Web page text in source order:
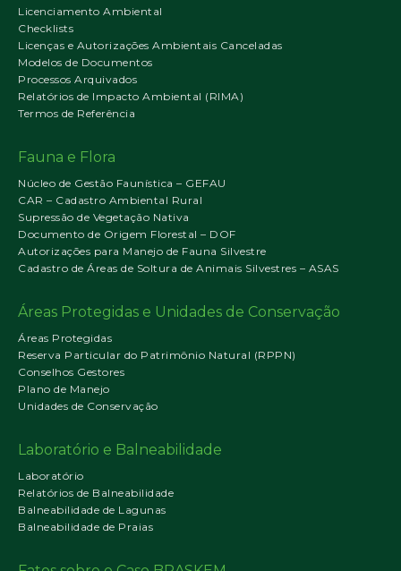
Licenciamento Ambiental
Checklists
Licenças e Autorizações Ambientais Canceladas
Modelos de Documentos
Processos Arquivados
Relatórios de Impacto Ambiental (RIMA)
Termos de Referência
Fauna e Flora
Núcleo de Gestão Faunística – GEFAU
CAR – Cadastro Ambiental Rural
Supressão de Vegetação Nativa
Documento de Origem Florestal – DOF
Autorizações para Manejo de Fauna Silvestre
Cadastro de Áreas de Soltura de Animais Silvestres – ASAS
Áreas Protegidas e Unidades de Conservação
Áreas Protegidas
Reserva Particular do Patrimônio Natural (RPPN)
Conselhos Gestores
Plano de Manejo
Unidades de Conservação
Laboratório e Balneabilidade
Laboratório
Relatórios de Balneabilidade
Balneabilidade de Lagunas
Balneabilidade de Praias